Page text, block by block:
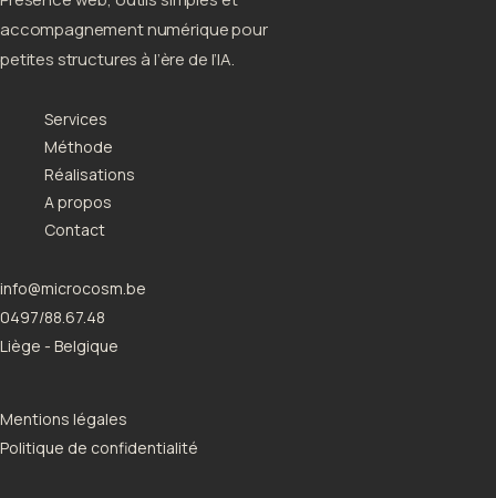
accompagnement numérique pour
petites structures à l’ère de l’IA.
Services
Méthode
Réalisations
A propos
Contact
info@microcosm.be
0497/88.67.48
Liège - Belgique
Mentions légales
Politique de confidentialité